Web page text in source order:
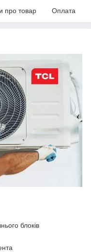
про товар Оплата
блоків